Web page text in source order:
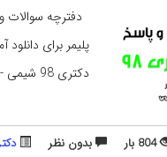
پلیمر برای
دکتری 98 شیمی -شیمی پلیمر به ادامه مطلب بروید. ...
804 بار بدون نظر